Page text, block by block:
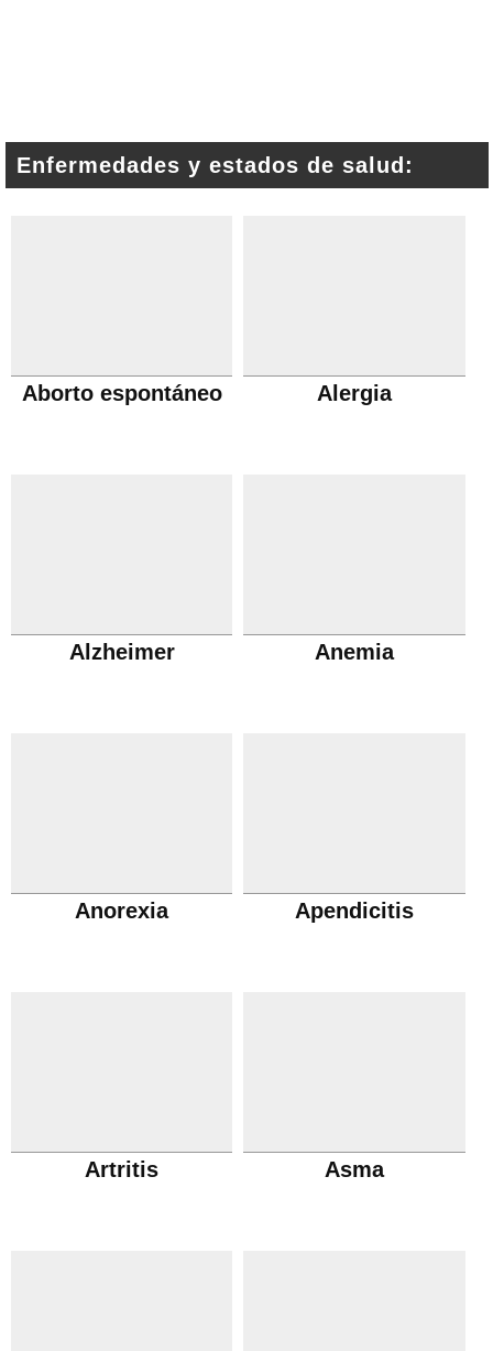
Enfermedades y estados de salud:
Aborto espontáneo Alergia
Alzheimer Anemia
Anorexia Apendicitis
Artritis Asma